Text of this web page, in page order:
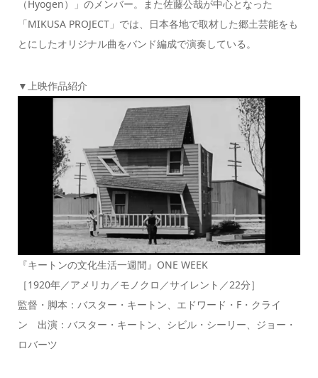
（Hyogen）」のメンバー。また佐藤公哉が中心となった
「MIKUSA PROJECT」では、日本各地で取材した郷土芸能をも
とにしたオリジナル曲をバンド編成で演奏している。
▼上映作品紹介
『キートンの文化生活一週間』ONE WEEK
［1920年／アメリカ／モノクロ／サイレント／22分］
監督・脚本：バスター・キートン、エドワード・F・クライ
ン 出演：バスター・キートン、シビル・シーリー、ジョー・
ロバーツ